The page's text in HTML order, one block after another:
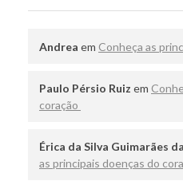
Andrea em Conheça as
Paulo Pérsio Ruiz em
coração
Érica da Silva Guimarães
as principais doenças do